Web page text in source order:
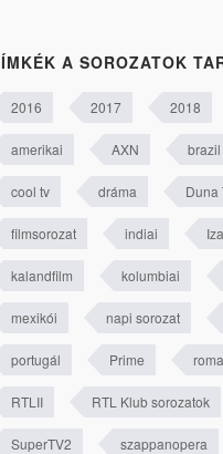
A SOROZATOK
2016 2017 2018
amerikai AXN brazil
cool tv dráma Duna
filmsorozat indiai
kalandfilm kolumbiai
mexikói napi sorozat
portugál Prime
RTLII RTL Klub sorozatok
SuperTV2 szappanopera